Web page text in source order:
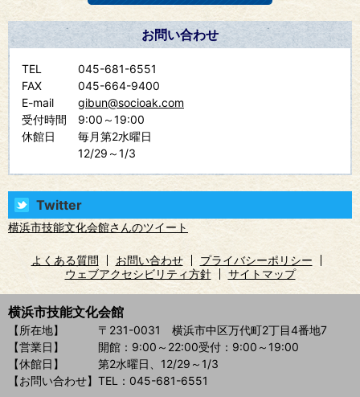
お問い合わせ
TEL
045-681-6551
FAX
045-664-9400
E-mail
gibun@socioak.com
受付時間
9:00～19:00
休館日
毎月第2水曜日
12/29～1/3
Twitter
横浜市技能文化会館さんのツイート
よくある質問 お問い合わせ
プライバシーポリシー
ウェブアクセシビリティ方針
サイトマップ
横浜市技能文化会館
【所在地】
〒231-0031 横浜市中区万代町2丁目4番地7
【営業日】
開館：9:00～22:00受付：9:00～19:00
【休館日】
第2水曜日、12/29～1/3
【お問い合わせ】 TEL：045-681-6551